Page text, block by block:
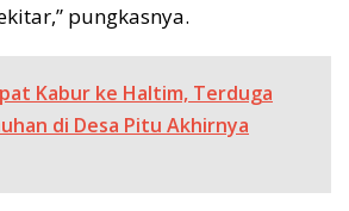
pungkasnya.
Kabur ke Haltim, Terduga
di Desa Pitu Akhirnya